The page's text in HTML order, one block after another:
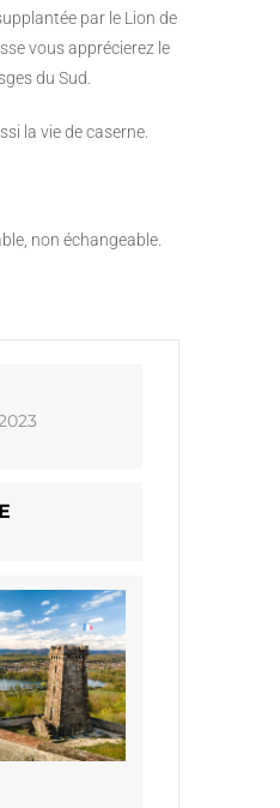
par le Lion de
vous apprécierez le
du Sud.
la vie de caserne.
non échangeable.